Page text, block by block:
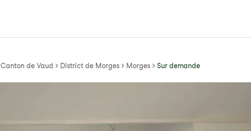
Canton de Vaud District de Morges Morges Sur demande